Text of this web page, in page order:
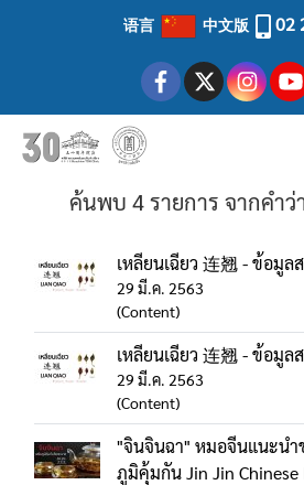
语言 中文版 02
ค้นพบ 4 รายการ จากคำว่
เหลียนเฉียว 连翘 - ข้อมูล
29 มี.ค. 2563
(Content)
เหลียนเฉียว 连翘 - ข้อมูล
29 มี.ค. 2563
(Content)
"จินจินฉา" หมอจีนแนะนำ
ภูมิคุ้มกัน Jin Jin